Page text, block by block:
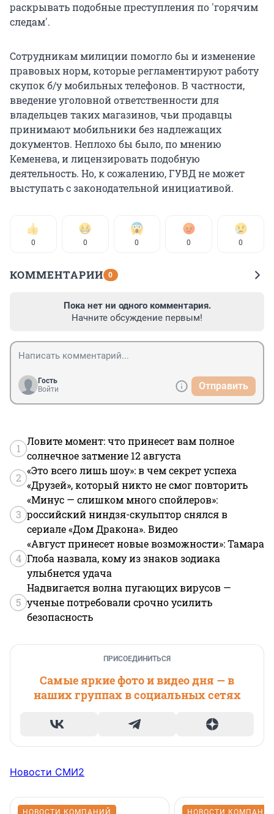
раскрывать подобные преступления по 'горячим
следам'.
Сотрудникам милиции помогло бы и изменение
правовых норм, которые регламентируют работу
скупок б/у мобильных телефонов. В частности,
введение уголовной ответственности для
владельцев таких магазинов, чьи продавцы
принимают мобильники без надлежащих
документов. Неплохо бы было, по мнению
Кеменева, и лицензировать подобную
деятельность. Но, к сожалению, ГУВД не может
выступать с законодательной инициативой.
0 0 0 0 0
КОММЕНТАРИИ 0
Пока нет ни одного комментария.
Начните обсуждение первым!
Гость
Войти
Отправить
1
Ловите момент: что принесет вам полное
солнечное затмение 12 августа
2
«Это всего лишь шоу»: в чем секрет успеха
«Друзей», который никто не смог повторить
3
«Минус — слишком много спойлеров»:
российский ниндзя-скульптор снялся в
сериале «Дом Дракона». Видео
4
«Август принесет новые возможности»: Тамара
Глоба назвала, кому из знаков зодиака
улыбнется удача
5
Надвигается волна пугающих вирусов —
ученые потребовали срочно усилить
безопасность
ПРИСОЕДИНИТЬСЯ
Самые яркие фото и видео дня — в
наших группах в социальных сетях
Новости СМИ2
НОВОСТИ КОМПАНИЙ НОВОСТИ